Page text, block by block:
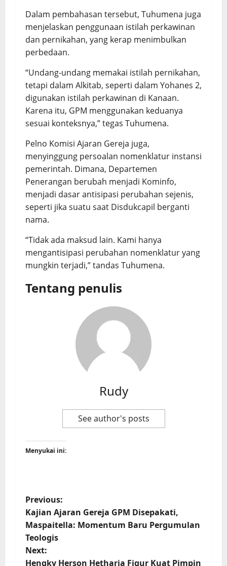
Dalam pembahasan tersebut, Tuhumena juga
menjelaskan penggunaan istilah perkawinan
dan pernikahan, yang kerap menimbulkan
perbedaan.
“Undang-undang memakai istilah pernikahan,
tetapi dalam Alkitab, seperti dalam Yohanes 2,
digunakan istilah perkawinan di Kanaan.
Karena itu, GPM menggunakan keduanya
sesuai konteksnya,” tegas Tuhumena.
Pelno Komisi Ajaran Gereja juga,
menyinggung persoalan nomenklatur instansi
pemerintah. Dimana, Departemen
Penerangan berubah menjadi Kominfo,
menjadi dasar antisipasi perubahan sejenis,
seperti jika suatu saat Disdukcapil berganti
nama.
“Tidak ada maksud lain. Kami hanya
mengantisipasi perubahan nomenklatur yang
mungkin terjadi,” tandas Tuhumena.
Tentang penulis
Rudy
See author's posts
Menyukai ini:
Previous:
Kajian Ajaran Gereja GPM Disepakati,
Maspaitella: Momentum Baru Pergumulan
Teologis
Next:
Hengky Herson Hetharia Figur Kuat Pimpin